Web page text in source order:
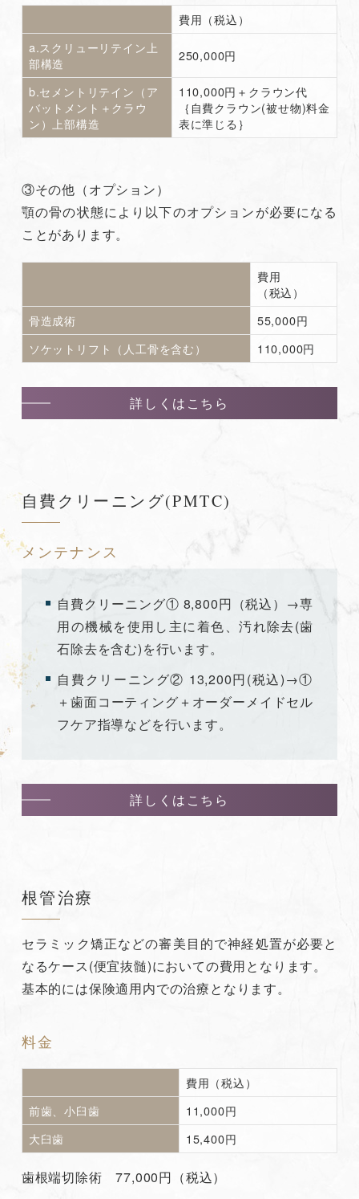
費用（税込）
a.スクリューリテイン上
部構造
250,000円
b.セメントリテイン（ア
バットメント＋クラウ
ン）上部構造
110,000円＋クラウン代
｛自費クラウン(被せ物)料金
表に準じる｝
③その他（オプション）
顎の骨の状態により以下のオプションが必要になる
ことがあります。
費用
（税込）
骨造成術
55,000円
ソケットリフト（人工骨を含む）
110,000円
詳しくはこちら
自費クリーニング(PMTC)
メンテナンス
自費クリーニング① 8,800円（税込）→専
用の機械を使用し主に着色、汚れ除去(歯
石除去を含む)を行います。
自費クリーニング② 13,200円(税込)→①
＋歯面コーティング＋オーダーメイドセル
フケア指導などを行います。
詳しくはこちら
根管治療
セラミック矯正などの審美目的で神経処置が必要と
なるケース(便宜抜髄)においての費用となります。
基本的には保険適用内での治療となります。
料金
費用（税込）
前歯、小臼歯
11,000円
大臼歯
15,400円
歯根端切除術 77,000円（税込）